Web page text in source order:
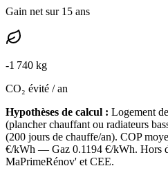
Gain net sur 15 ans
-1 740 kg
CO₂ évité / an
Hypothèses de calcul : Logement de
(plancher chauffant ou radiateurs
(200 jours de chauffe/an). COP
€/kWh — Gaz 0.1194 €/kWh. Hors
MaPrimeRénov' et CEE.